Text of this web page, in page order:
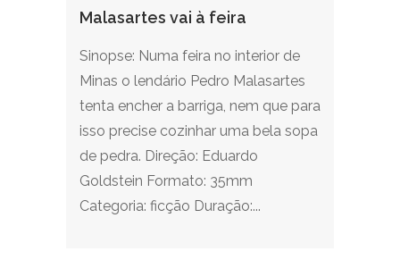
Malasartes vai à feira
Sinopse: Numa feira no interior de
Minas o lendário Pedro Malasartes
tenta encher a barriga, nem que para
isso precise cozinhar uma bela sopa
de pedra. Direção: Eduardo
Goldstein Formato: 35mm
Categoria: ficção Duração:...